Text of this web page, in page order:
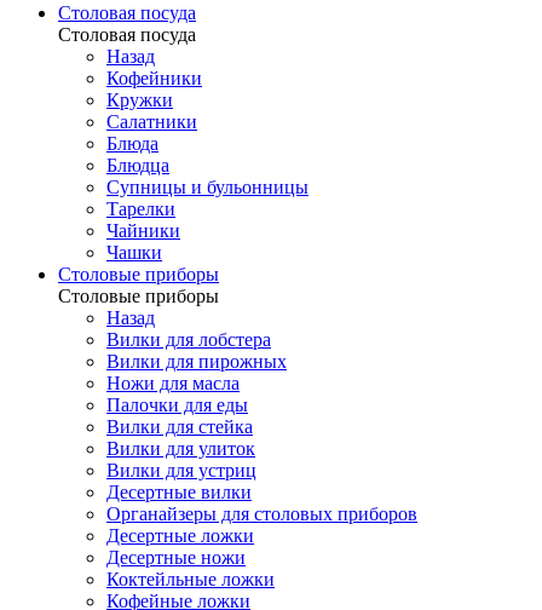
Столовая посуда
Столовая посуда
Назад
Кофейники
Кружки
Салатники
Блюда
Блюдца
Супницы и бульонницы
Тарелки
Чайники
Чашки
Cтоловые приборы
Cтоловые приборы
Назад
Вилки для лобстера
Вилки для пирожных
Ножи для масла
Палочки для еды
Вилки для стейка
Вилки для улиток
Вилки для устриц
Десертные вилки
Органайзеры для столовых приборов
Десертные ложки
Десертные ножи
Коктейльные ложки
Кофейные ложки